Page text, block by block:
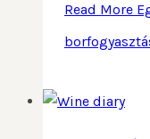
Read More